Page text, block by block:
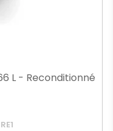
L - Reconditionné